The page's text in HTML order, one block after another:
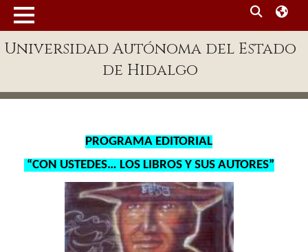
Enlaces
Patronato
Plataforma Garza
Publicaciones en línea
Acreditación Internacional
Universidad Autónoma del Estado
de Hidalgo
PROGRAMA EDITORIAL
“CON USTEDES… LOS LIBROS Y SUS AUTORES”